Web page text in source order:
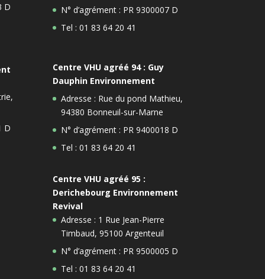
D
D
N° d’agrément : PR 9300007 D
Tel : 01 83 64 20 41
Centre VHU agréé 94 : Guy
Dauphin Environnement
Adresse : Rue du pond Mathieu,
94380 Bonneuil-sur-Marne
N° d’agrément : PR 9400018 D
Tel : 01 83 64 20 41
Centre VHU agréé 95 :
Derichebourg Environnement
Revival
Adresse : 1 Rue Jean-Pierre
Timbaud, 95100 Argenteuil
N° d’agrément : PR 9500005 D
Tel : 01 83 64 20 41